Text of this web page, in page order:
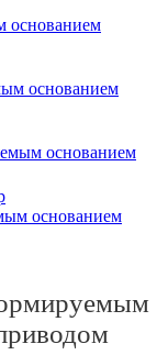
основанием
основанием
основанием
основанием